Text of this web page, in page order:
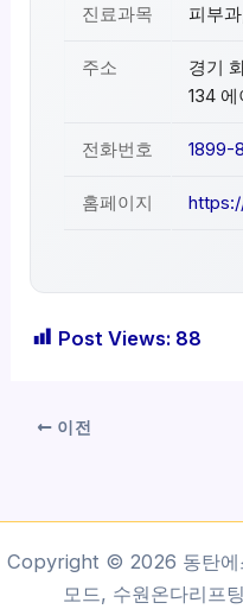
진료과목 피부
주소
경기
134
전화번호 1899-
홈페이지
Post Views: 88
이전
Copyright © 2026 동탄에
모드, 수원온다리프